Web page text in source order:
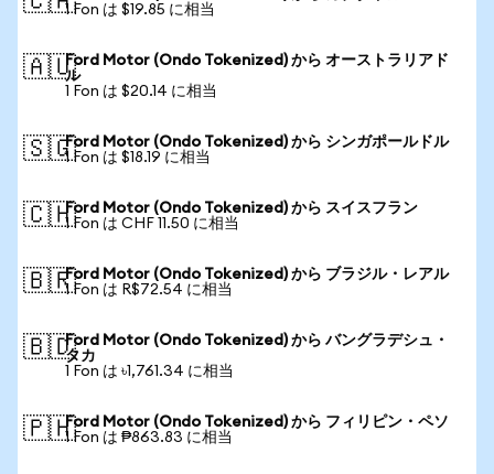
1 Fon は $19.85 に相当
🇦🇺Ford Motor (Ondo Tokenized) から オーストラリアド
ル
1 Fon は $20.14 に相当
🇸🇬Ford Motor (Ondo Tokenized) から シンガポールドル
1 Fon は $18.19 に相当
🇨🇭Ford Motor (Ondo Tokenized) から スイスフラン
1 Fon は CHF 11.50 に相当
🇧🇷Ford Motor (Ondo Tokenized) から ブラジル・レアル
1 Fon は R$72.54 に相当
🇧🇩Ford Motor (Ondo Tokenized) から バングラデシュ・
タカ
1 Fon は ৳1,761.34 に相当
🇵🇭Ford Motor (Ondo Tokenized) から フィリピン・ペソ
1 Fon は ₱863.83 に相当